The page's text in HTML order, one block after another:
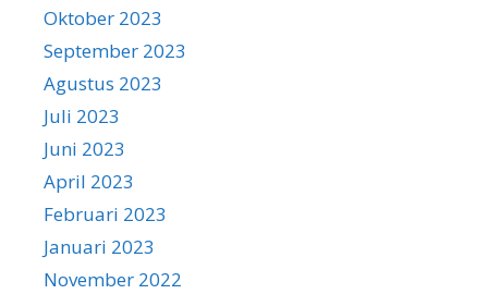
Oktober 2023
September 2023
Agustus 2023
Juli 2023
Juni 2023
April 2023
Februari 2023
Januari 2023
November 2022